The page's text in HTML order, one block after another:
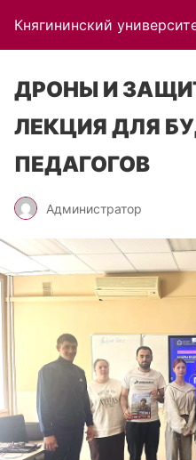
Княгининский
ДРОНЫ И
ЛЕКЦИЯ ДЛЯ
ПЕДАГОГОВ
Администратор